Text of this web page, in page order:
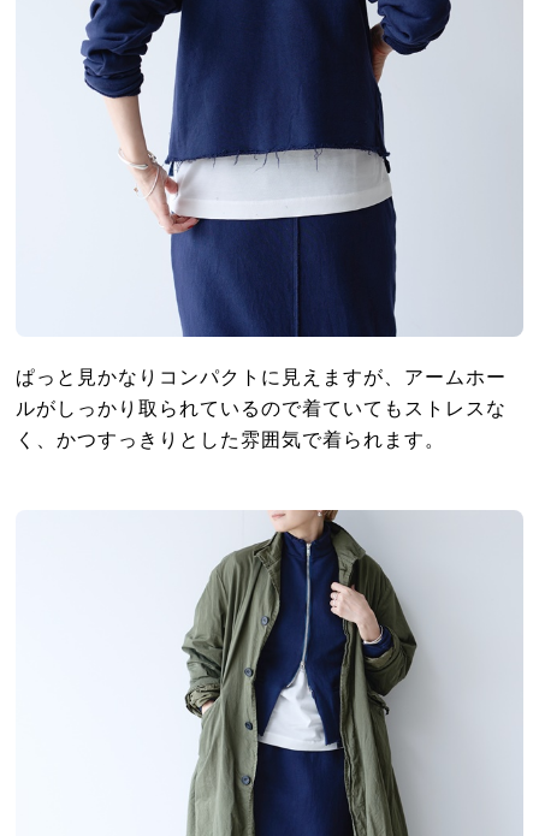
ぱっと見かなりコンパクトに見えますが、アームホー
ルがしっかり取られているので着ていてもストレスな
く、かつすっきりとした雰囲気で着られます。